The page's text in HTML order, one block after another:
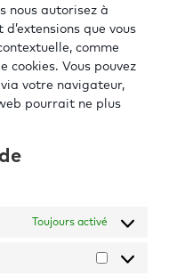
nous autorisez à
que vous
comme
Vous pouvez
votre navigateur,
pourrait ne plus
Toujours activé